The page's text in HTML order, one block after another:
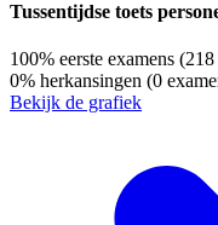
Tussentijdse toets
100% eerste examens (218
0% herkansingen (0
Bekijk de grafiek